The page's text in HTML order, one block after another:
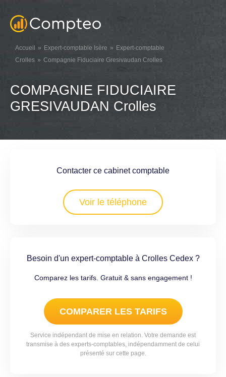
Accueil Expert-comptable Isère
Expert-comptable
Crolles
Compagnie Fiduciaire Gresivaudan Crolles
COMPAGNIE FIDUCIAIRE
GRESIVAUDAN Crolles
Contacter ce cabinet comptable
Voir le téléphone
Besoin d'un expert-comptable à Crolles Cedex ?
Comparez les tarifs. Gratuit & sans engagement !
COMPARER LES TARIFS
Service indépendant de mise en relation. Votre demande est
transmise à des experts-comptables, indépendamment de celui
présenté sur cette page.